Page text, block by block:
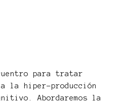
para tratar
la hiper-producción
Abordaremos la